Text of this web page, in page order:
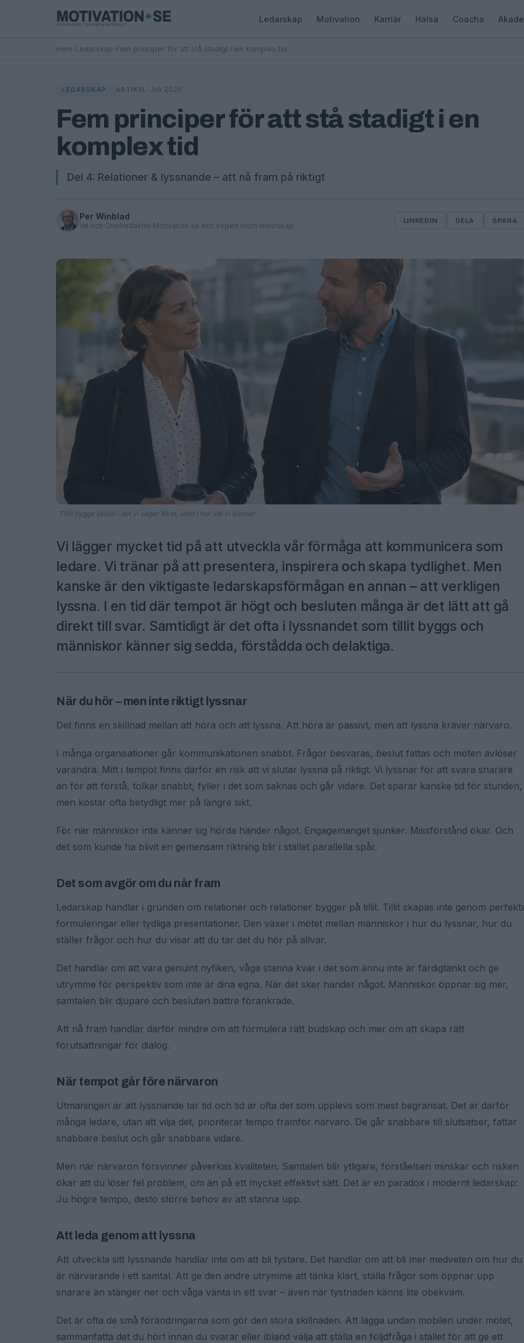
Ledarskap Motivation Karriär Hälsa Coacha
Hem Ledarskap Fem principer för att stå stadigt i en komplex tid
LEDARSKAP ARTIKEL Juli 2026
Fem principer för att stå stadigt i en
komplex tid
Del 4: Relationer & lyssnande – att nå fram på riktigt
Per Winblad
Vd och Chefredaktör Motivation.se och expert inom ledarskap
LINKEDIN DELA SPARA
Tillit byggs sällan i det vi säger först, utan i hur väl vi lyssnar.
Vi lägger mycket tid på att utveckla vår förmåga att kommunicera som
ledare. Vi tränar på att presentera, inspirera och skapa tydlighet. Men
kanske är den viktigaste ledarskapsförmågan en annan – att verkligen
lyssna. I en tid där tempot är högt och besluten många är det lätt att gå
direkt till svar. Samtidigt är det ofta i lyssnandet som tillit byggs och
människor känner sig sedda, förstådda och delaktiga.
När du hör – men inte riktigt lyssnar
Det finns en skillnad mellan att höra och att lyssna. Att höra är passivt, men att lyssna kräver närvaro.
I många organisationer går kommunikationen snabbt. Frågor besvaras, beslut fattas och möten avlöser
varandra. Mitt i tempot finns därför en risk att vi slutar lyssna på riktigt. Vi lyssnar för att svara snarare
än för att förstå, tolkar snabbt, fyller i det som saknas och går vidare. Det sparar kanske tid för stunden,
men kostar ofta betydligt mer på längre sikt.
För när människor inte känner sig hörda händer något. Engagemanget sjunker. Missförstånd ökar. Och
det som kunde ha blivit en gemensam riktning blir i stället parallella spår.
Det som avgör om du når fram
Ledarskap handlar i grunden om relationer och relationer bygger på tillit. Tillit skapas inte genom
formuleringar eller tydliga presentationer. Den växer i mötet mellan människor i hur du lyssnar, hur du
ställer frågor och hur du visar att du tar det du hör på allvar.
Det handlar om att vara genuint nyfiken, våga stanna kvar i det som ännu inte är färdigtänkt och ge
utrymme för perspektiv som inte är dina egna. När det sker händer något. Människor öppnar sig mer,
samtalen blir djupare och besluten bättre förankrade.
Att nå fram handlar därför mindre om att formulera rätt budskap och mer om att skapa rätt
förutsättningar för dialog.
När tempot går före närvaron
Utmaningen är att lyssnande tar tid och tid är ofta det som upplevs som mest begränsat. Det är därför
många ledare, utan att vilja det, prioriterar tempo framför närvaro. De går snabbare till slutsatser, fattar
snabbare beslut och går snabbare vidare.
Men när närvaron försvinner påverkas kvaliteten. Samtalen blir ytligare, förståelsen minskar och risken
ökar att du löser fel problem, om än på ett mycket effektivt sätt. Det är en paradox i modernt ledarskap:
Ju högre tempo, desto större behov av att stanna upp.
Att leda genom att lyssna
Att utveckla sitt lyssnande handlar inte om att bli tystare. Det handlar om att bli mer medveten om hur du
är närvarande i ett samtal. Att ge den andre utrymme att tänka klart, ställa frågor som öppnar upp
snarare än stänger ner och våga vänta in ett svar – även när tystnaden känns lite obekväm.
Det är ofta de små förändringarna som gör den stora skillnaden. Att lägga undan mobilen under mötet,
sammanfatta det du hört innan du svarar eller ibland välja att ställa en följdfråga i stället för att ge ett